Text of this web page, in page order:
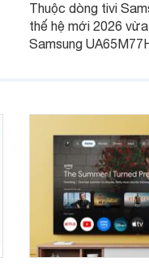
Thuộc dòng tivi
thế hệ mới 2026
Samsung